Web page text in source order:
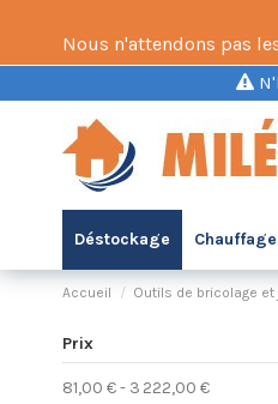
Nous n'attendons pas
Déstockage Chauffage
Accueil Outils de bricolage et
Prix
81,00 € - 3 222,00 €